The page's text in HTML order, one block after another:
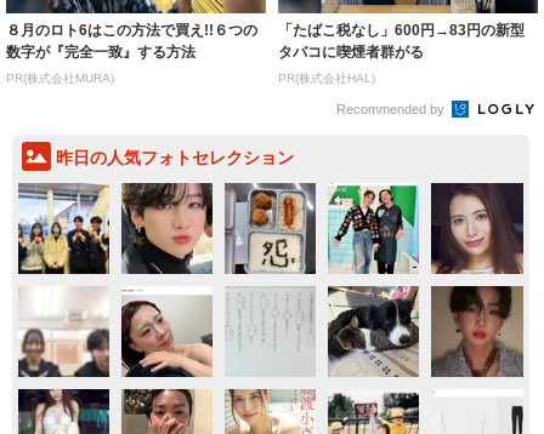
８月のロト6はこの方法で買え!!６つの
数字が『完全一致』する方法
PR(株式会社MURA)
「たばこ税なし」600円→83円の新型
タバコに喫煙者群がる
PR(株式会社HAL)
Recommended by
昨日の人気フォトセレクション